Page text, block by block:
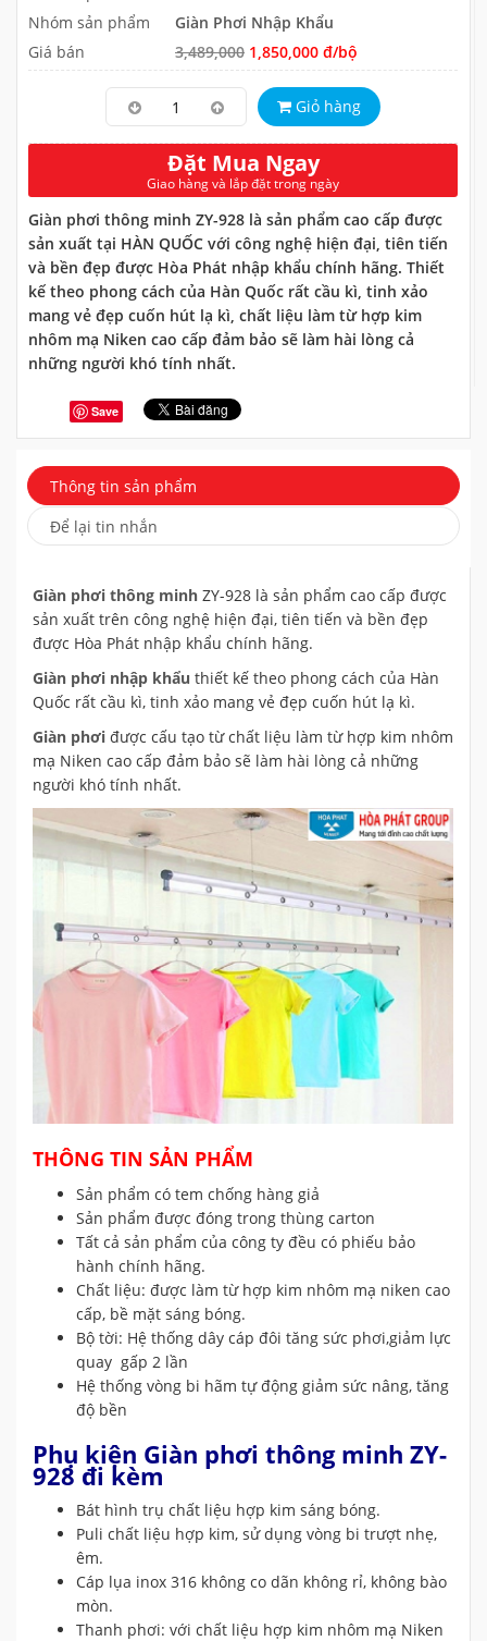
Nhóm sản phẩm
Giàn Phơi Nhập Khẩu
Giá bán
3,489,000 1,850,000 đ/bộ
Giỏ hàng
Đặt Mua Ngay
Giao hàng và lắp đặt trong ngày
Giàn phơi thông minh ZY-928 là sản phẩm cao cấp được
sản xuất tại HÀN QUỐC với công nghệ hiện đại, tiên tiến
và bền đẹp được Hòa Phát nhập khẩu chính hãng. Thiết
kế theo phong cách của Hàn Quốc rất cầu kì, tinh xảo
mang vẻ đẹp cuốn hút lạ kì, chất liệu làm từ hợp kim
nhôm mạ Niken cao cấp đảm bảo sẽ làm hài lòng cả
những người khó tính nhất.
Save
Thông tin sản phẩm
Để lại tin nhắn
Giàn phơi thông minh ZY-928 là sản phẩm cao cấp được
sản xuất trên công nghệ hiện đại, tiên tiến và bền đẹp
được Hòa Phát nhập khẩu chính hãng.
Giàn phơi nhập khẩu thiết kế theo phong cách của Hàn
Quốc rất cầu kì, tinh xảo mang vẻ đẹp cuốn hút lạ kì.
Giàn phơi được cấu tạo từ chất liệu làm từ hợp kim nhôm
mạ Niken cao cấp đảm bảo sẽ làm hài lòng cả những
người khó tính nhất.
THÔNG TIN SẢN PHẨM
Sản phẩm có tem chống hàng giả
Sản phẩm được đóng trong thùng carton
Tất cả sản phẩm của công ty đều có phiếu bảo
hành chính hãng.
Chất liệu: được làm từ hợp kim nhôm mạ niken cao
cấp, bề mặt sáng bóng.
Bộ tời: Hệ thống dây cáp đôi tăng sức phơi,giảm lực
quay gấp 2 lần
Hệ thống vòng bi hãm tự động giảm sức nâng, tăng
độ bền
Phụ kiện Giàn phơi thông minh ZY-
928 đi kèm
Bát hình trụ chất liệu hợp kim sáng bóng.
Puli chất liệu hợp kim, sử dụng vòng bi trượt nhẹ,
êm.
Cáp lụa inox 316 không co dãn không rỉ, không bào
mòn.
Thanh phơi: với chất liệu hợp kim nhôm mạ Niken